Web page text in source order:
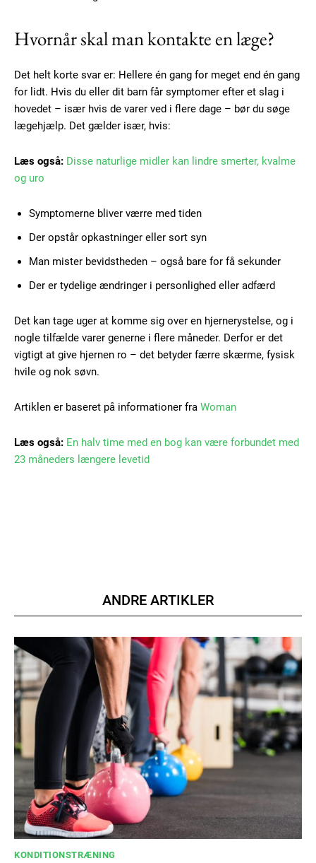
Praesent euismod ac
Ut mollis pellentesque tortor
Nullam eu erat condimentum
Donec quis est ac felis
100DKK / year
Etiam est nibh, lobortis sit
Ut mollis pellentesque tortor
Donec quis est ac felis
Hvornår skal man kontakte en læge?
Det helt korte svar er: Hellere én gang for meget end én gang
for lidt. Hvis du eller dit barn får symptomer efter et slag i
hovedet – især hvis de varer ved i flere dage – bør du søge
lægehjælp. Det gælder især, hvis:
Læs også: Disse naturlige midler kan lindre smerter, kvalme
og uro
Symptomerne bliver værre med tiden
Der opstår opkastninger eller sort syn
Man mister bevidstheden – også bare for få sekunder
Der er tydelige ændringer i personlighed eller adfærd
Det kan tage uger at komme sig over en hjernerystelse, og i
nogle tilfælde varer generne i flere måneder. Derfor er det
vigtigt at give hjernen ro – det betyder færre skærme, fysisk
hvile og nok søvn.
Artiklen er baseret på informationer fra Woman
Læs også: En halv time med en bog kan være forbundet med
23 måneders længere levetid
ANDRE ARTIKLER
KONDITIONSTRÆNING